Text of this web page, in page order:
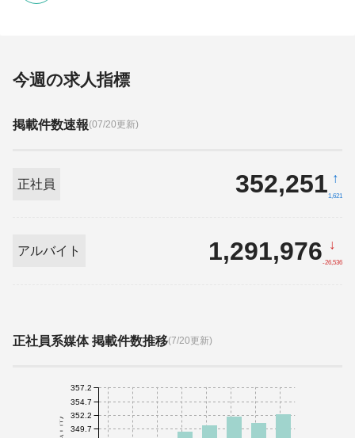
今週の求人指標
掲載件数速報(07/20更新)
正社員 352,251 ↑
1,621
アルバイト 1,291,976 ↓
-26,536
正社員系媒体 掲載件数推移(7/20更新)
349.7
352.2
354.7
357.2